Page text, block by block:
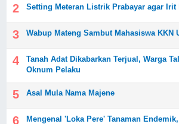
Setting Meteran Listrik Prabayar agar Irit
Wabup Mateng Sambut Mahasiswa KKN
Tanah Adat Dikabarkan Terjual, Warga
Oknum Pelaku
Asal Mula Nama Majene
Mengenal 'Loka Pere' Tanaman